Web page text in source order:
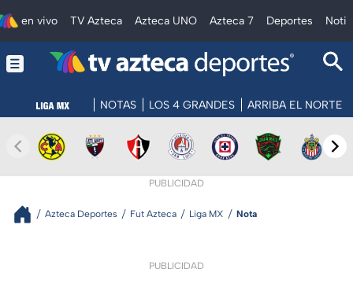
en vivo TV Azteca Azteca UNO Azteca 7 Deportes
NOTAS LOS 4 GRANDES ARRIBA EL NORTE
PUBLICIDAD
Azteca Deportes Fut Azteca Liga MX Nota
PUBLICIDAD